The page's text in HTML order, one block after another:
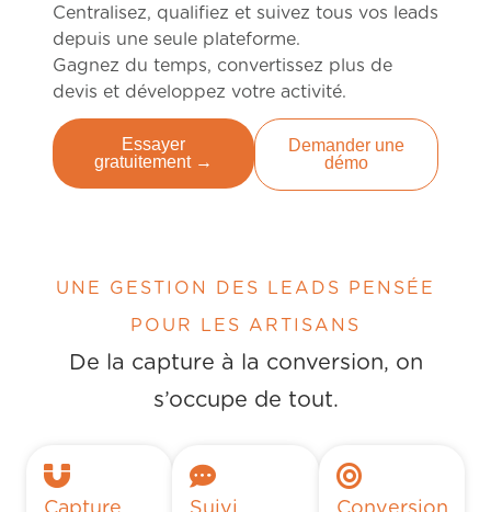
Centralisez, qualifiez et suivez tous vos leads
depuis une seule plateforme.
Gagnez du temps, convertissez plus de
devis et développez votre activité.
Essayer
gratuitement →
Demander une
démo
UNE GESTION DES LEADS PENSÉE
POUR LES ARTISANS
De la capture à la conversion, on
s’occupe de tout.